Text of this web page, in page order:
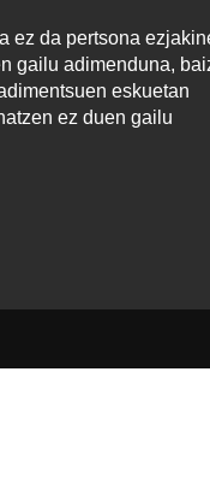
ez da pertsona
gailu adimenduna,
eskuetan
ez duen gailu